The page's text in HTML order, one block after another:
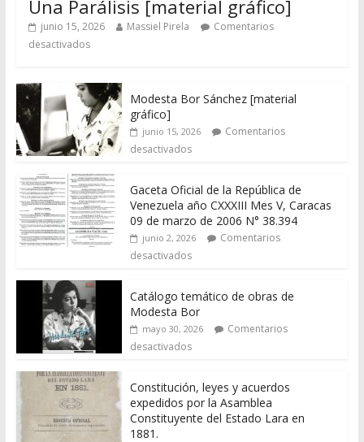
Una Parálisis [material gráfico]
junio 15, 2026 Massiel Pirela
Comentarios
desactivados
Modesta Bor Sánchez [material
gráfico]
junio 15, 2026
Comentarios
desactivados
Gaceta Oficial de la República de
Venezuela año CXXXIII Mes V, Caracas
09 de marzo de 2006 N° 38.394
junio 2, 2026
Comentarios
desactivados
Catálogo temático de obras de
Modesta Bor
mayo 30, 2026
Comentarios
desactivados
Constitución, leyes y acuerdos
expedidos por la Asamblea
Constituyente del Estado Lara en
1881.